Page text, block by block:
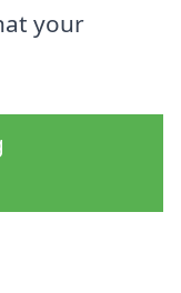
your